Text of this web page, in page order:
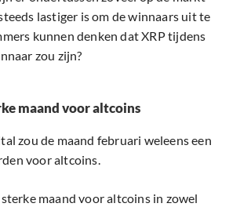
lastiger is om de winnaars uit te
kunnen denken dat XRP tijdens
zou zijn?
maand voor altcoins
zou de maand februari weleens een
voor altcoins.
maand voor altcoins in zowel